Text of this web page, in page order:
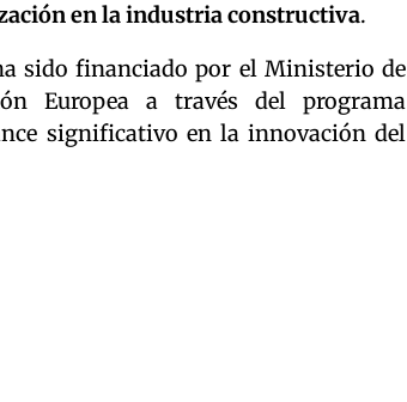
en la industria constructiva.
sido financiado por el Ministerio de
Europea a través del programa
significativo en la innovación del